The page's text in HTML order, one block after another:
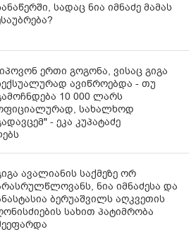
დასაქმებულთა
მონაკვეთზე მსგავსი
მოხდა. მათი თქმით,
გვირაბის თავზე დამცავი
ხანია, ითხოვენ, თუმცა
სადაც ნია იმნაძე მამას
ერთი გოგონა, ვისაც გიგა
ავიწროებდა - თუ
10 000 ლარს
სახალხოდ
- ეკა კუპატაძე
ავალიანის საქმეზე ორ
ნია იმნაძესა და
ბერუაშვილს აღკვეთის
სახით პატიმრობა